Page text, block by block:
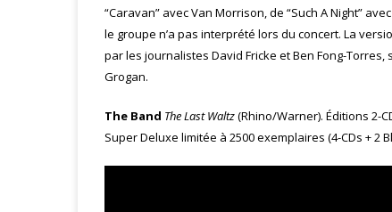
“Caravan” avec Van Morrison, de “Such A Night”
le groupe n’a pas interprété lors du concert. La
par les journalistes David Fricke et Ben Fong-
Grogan.
The Band The Last Waltz(Rhino/Warner). Éditions 2-
Super Deluxe limitée à 2500 exemplaires (4-CDs + 2